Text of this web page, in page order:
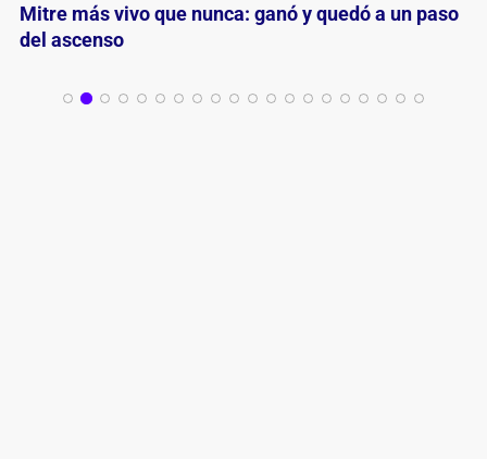
Mitre depende de Mitre: con la obligación de ganar
para seguir soñando